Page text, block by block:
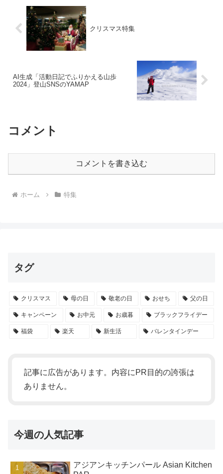
クリスマス特集
AI生成「活動日記でふりかえる山歩
2024」登山SNSのYAMAP
コメント
コメントを書き込む
ホーム 特集
タグ
クリスマス 母の日 敬老の日 おせち 父の日
キャンペーン お中元 お歳暮 ブラックフライデー
福袋 楽天 新生活 バレンタインデー
記事に広告があります。内容にPR目的の誇張は
ありません。
今週の人気記事
アジアンキッチンパール Asian Kitchen